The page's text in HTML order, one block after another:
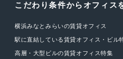
こだわり条件からオフィス
横浜みなとみらいの賃貸オフィス
駅に直結している賃貸オフィス・ビル
高層・大型ビルの賃貸オフィス特集